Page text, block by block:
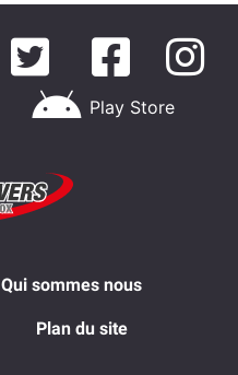
Play Store
Qui sommes nous
Plan du site